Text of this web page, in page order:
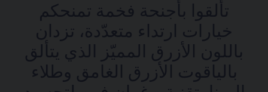
تألقوا بأجنحة فخمة تمنحكم
خيارات ارتداء متعدّدة، تزدان
باللون الأزرق المميّز الذي يتألق
بالياقوت الأزرق الغامق وطلاء